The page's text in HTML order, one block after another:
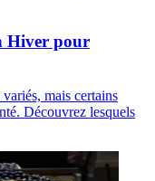
Hiver pour
mais certains
Découvrez lesquels